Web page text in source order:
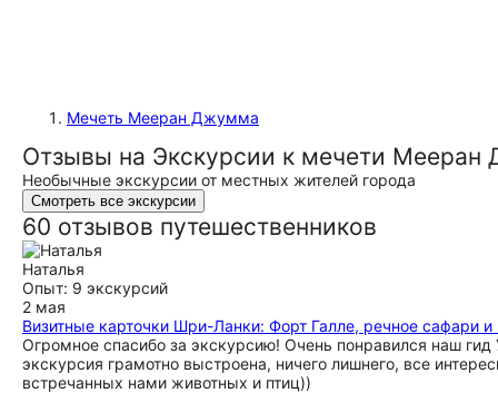
Мечеть Мееран Джумма
Отзывы на Экскурсии к мечети Мееран
Необычные экскурсии от местных жителей города
Смотреть все экскурсии
60 отзывов путешественников
Наталья
Опыт: 9 экскурсий
2 мая
Визитные карточки Шри-Ланки: Форт Галле, речное сафари и
Огромное спасибо за экскурсию! Очень понравился наш
экскурсия грамотно выстроена, ничего лишнего, все
встречанных нами животных и птиц))